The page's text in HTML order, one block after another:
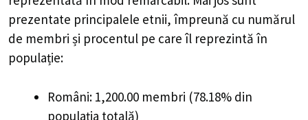
prezentate principalele etnii, împreună cu numărul
de membri și procentul pe care îl reprezintă în
populație:
Români: 1,200.00 membri (78.18% din
populația totală)